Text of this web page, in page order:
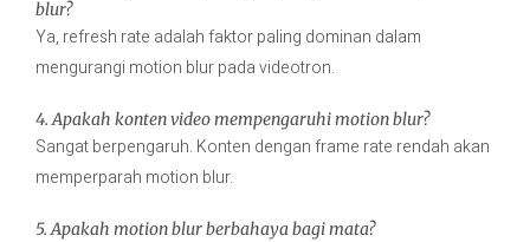
blur?
Ya, refresh rate adalah faktor paling dominan dalam
mengurangi motion blur pada videotron.
4. Apakah konten video mempengaruhi motion blur?
Sangat berpengaruh. Konten dengan frame rate rendah akan
memperparah motion blur.
5. Apakah motion blur berbahaya bagi mata?